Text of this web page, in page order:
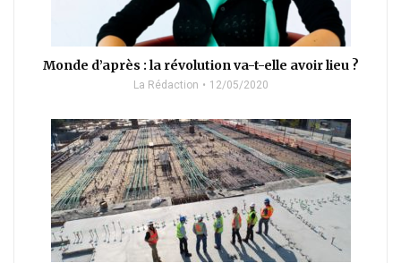
Monde d’après : la révolution va-t-elle avoir lieu ?
La Rédaction 12/05/2020